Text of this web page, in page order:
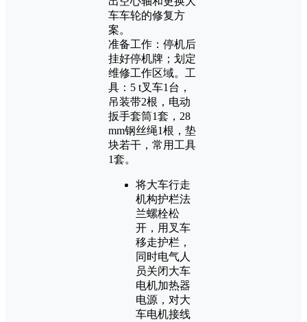
车车轮的修复方
案。
准备工作：停机后
挂好停机牌；划定
维修工作区域。工
具：5 t叉车1台，
吊装带2根，电动
扳手套筒1套，28
mm钢丝绳1根，垫
块若干，常用工具
1套。
将大车行走
机构护栏法
兰螺栓松
开，用叉车
移走护栏，
同时电气人
员关闭大车
电机加热器
电源，对大
车电机接线